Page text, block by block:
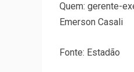
Quem: gerente-
Emerson Casali
Fonte: Estadão